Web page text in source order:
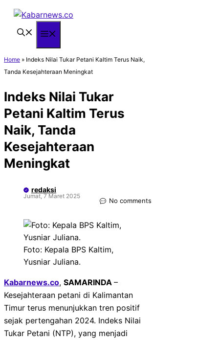
Langsung
Home » Indeks Nilai Tukar Petani Kaltim Terus Naik,
Tanda Kesejahteraan Meningkat
Indeks Nilai Tukar
Petani Kaltim Terus
Naik, Tanda
Kesejahteraan
Meningkat
redaksi
Jumat, 7 Maret 2025
No comments
Foto: Kepala BPS Kaltim,
Yusniar Juliana.
Kabarnews.co, SAMARINDA –
Kesejahteraan petani di Kalimantan
Timur terus menunjukkan tren positif
sejak pertengahan 2024. Indeks Nilai
Tukar Petani (NTP), yang menjadi